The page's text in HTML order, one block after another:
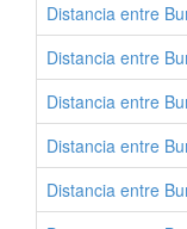
Distancia entre
Distancia entre
Distancia entre
Distancia entre
Distancia entre